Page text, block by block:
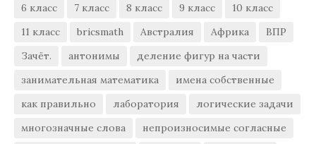
6 класс
7 класс 8 класс 9 класс
10 класс
11 класс
bricsmath Австралия Африка
ВПР
Зачёт.
антонимы
деление фигур на части
занимательная математика
имена собственные
как правильно
лаборатория
логические задачи
многозначные слова
непроизносимые согласные